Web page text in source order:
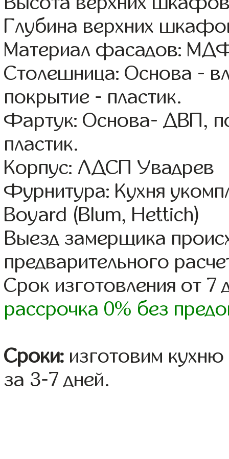
Глубина верхних
Материал фасадов:
Столешница: Основа -
покрытие - пластик.
Фартук: Основа- ДВП,
пластик.
Корпус: ЛДСП Увадрев
Фурнитура: Кухня
Boyard (Blum, Hettich)
Выезд замерщика
предварительного
Срок изготовления от 7
рассрочка 0% без
Сроки: изготовим
за 3-7 дней.